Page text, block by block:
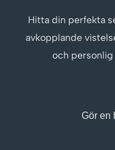
Hitta din perfekta
avkopplande
och
Gör en